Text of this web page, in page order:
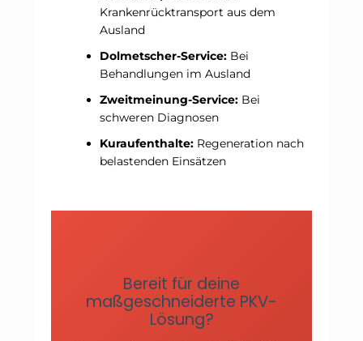
Krankenrücktransport aus dem
Ausland
Dolmetscher-Service: Bei
Behandlungen im Ausland
Zweitmeinung-Service: Bei
schweren Diagnosen
Kuraufenthalte: Regeneration nach
belastenden Einsätzen
Bereit für deine
maßgeschneiderte PKV-
Lösung?